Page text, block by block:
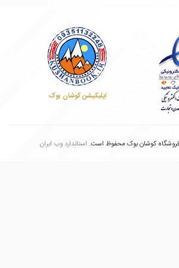
اپلیکیشن کوشان بوک
کوشان بوک محفوظ است.استاندارد وب ابران